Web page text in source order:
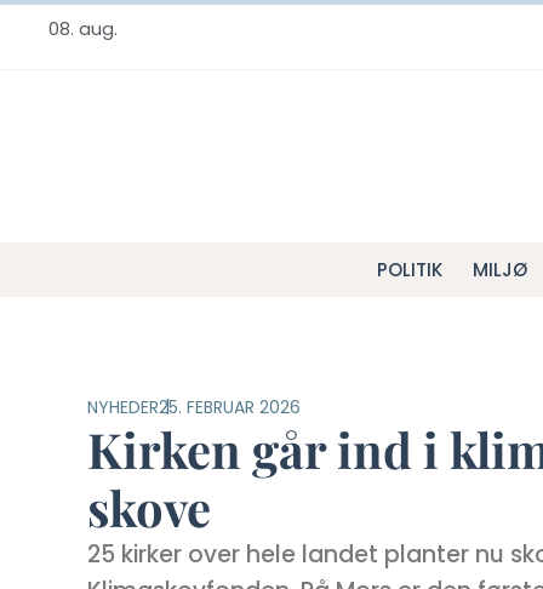
08. aug.
POLITIK MILJØ
NYHEDER25. FEBRUAR 2026
Kirken går ind i
skove
25 kirker over hele landet planter nu